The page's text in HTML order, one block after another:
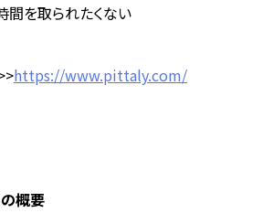
間を取られたくない
https://www.pittaly.com/
概要